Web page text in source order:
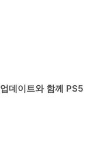
데이트와 함께 PS5